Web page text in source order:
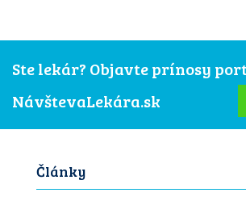
Ste lekár? Objavte prínosy
NávštevaLekára.sk
Články